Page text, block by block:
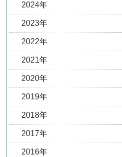
2024年
2023年
2022年
2021年
2020年
2019年
2018年
2017年
2016年